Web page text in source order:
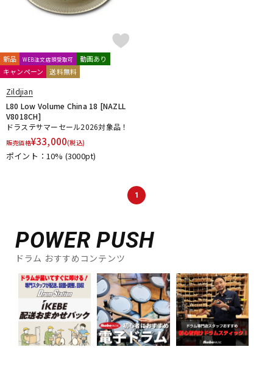
アンプ
DJ機器
中古
新品 WEB注文店頭受取可
動画あり
キャンペーン
送料無料
Zildjian
L80 Low Volume China 18 [NAZLL
V8018CH]
ドラステサマーセール2026対象品！
販売価格¥33,000(税込)
ポイント：10% (3000pt)
1
POWER PUSH
ドラム おすすめコンテンツ